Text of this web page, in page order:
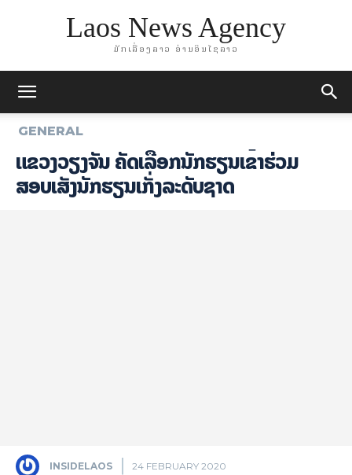
Laos News Agency
ມັກເລື່ອງລາວ ອ່ານອິນໄຊລາວ
GENERAL
ແຂວງວຽງຈັນ ຄັດເລືອກນັກຮຽນເຂົ້າຮ່ວມ
ສອບເສັງນັກຮຽນເກັ່ງລະດັບຊາດ
INSIDELAOS 24 FEBRUARY 2020